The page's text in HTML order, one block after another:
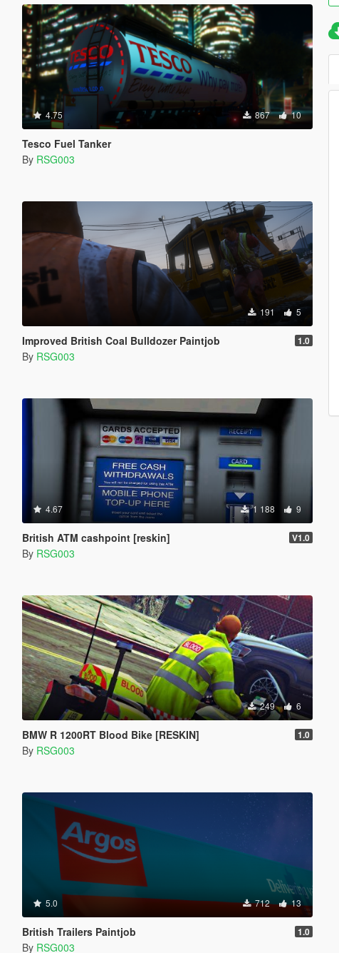
4.75 867 10
Tesco Fuel Tanker
By RSG003
191 5
Improved British Coal Bulldozer Paintjob 1.0
By RSG003
4.67 1 188 9
British ATM cashpoint [reskin] V1.0
By RSG003
249 6
BMW R 1200RT Blood Bike [RESKIN] 1.0
By RSG003
5.0 712 13
British Trailers Paintjob 1.0
By RSG003